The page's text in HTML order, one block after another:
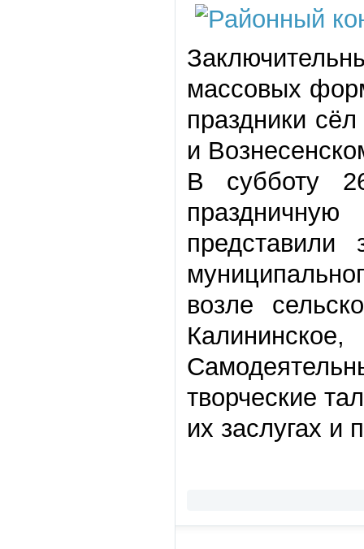
массовых
праздники
и
В субботу
возле
творческие
их заслугах и